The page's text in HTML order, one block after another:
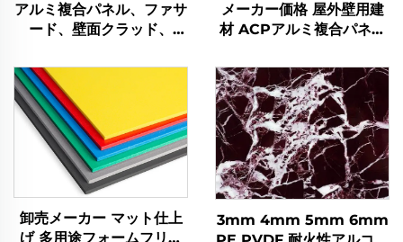
アルミ複合パネル、ファサ
ード、壁面クラッド、
メーカー価格 屋外壁用建
材 ACPアルミ複合パネル
卸売メーカー マット仕上
げ 多用途フォームフリー
3mm 4mm 5mm 6mm